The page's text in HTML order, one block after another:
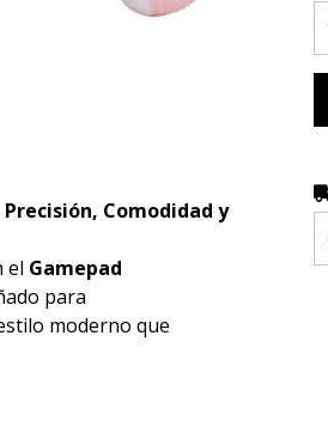
Precisión, Comodidad y
el Gamepad
para
moderno que